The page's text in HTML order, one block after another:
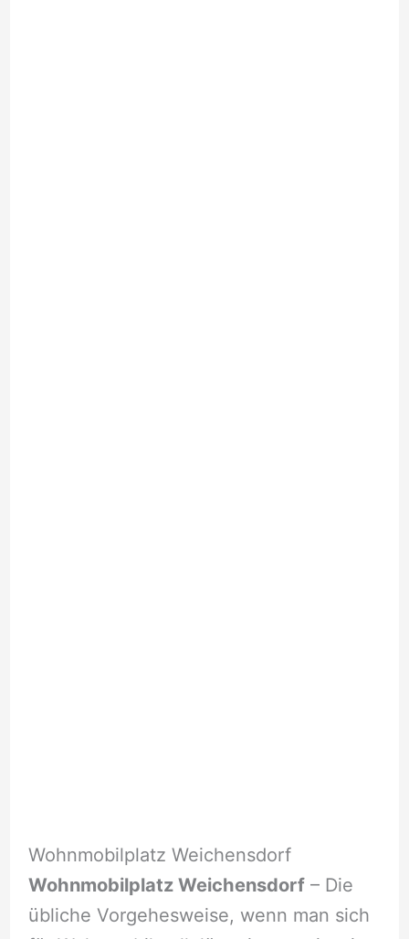
Wohnmobilplatz Weichensdorf
Wohnmobilplatz Weichensdorf– Die
übliche Vorgehesweise, wenn man sich